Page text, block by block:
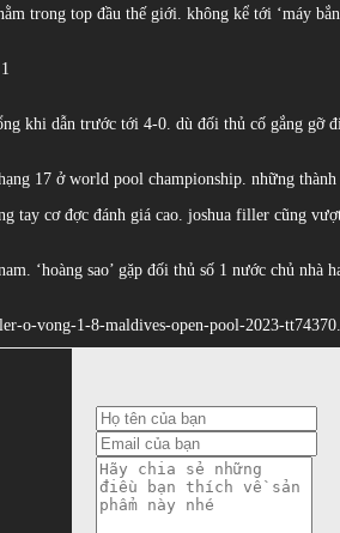
trong top đầu thế giới. không kể tới ‘máy
khi dẫn trước tới 4-0. dù đối thủ cố gắng gỡ
17 ở world pool championship. những
cơ đợc đánh giá cao. joshua filler cũng
‘hoàng sao’ gặp đối thủ số 1 nước chủ nhà
o-vong-1-8-maldives-open-pool-2023-